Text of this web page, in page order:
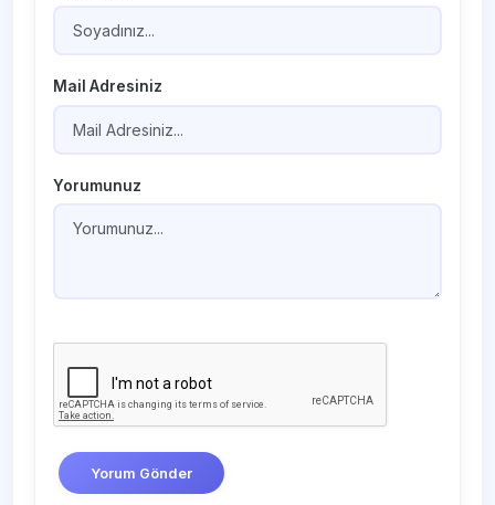
Mail Adresiniz
Yorumunuz
Yorum Gönder